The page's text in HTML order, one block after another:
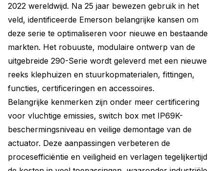
2022 wereldwijd. Na 25 jaar bewezen gebruik in het
veld, identificeerde Emerson belangrijke kansen om
deze serie te optimaliseren voor nieuwe en bestaande
markten. Het robuuste, modulaire ontwerp van de
uitgebreide 290-Serie wordt geleverd met een nieuwe
reeks klephuizen en stuurkopmaterialen, fittingen,
functies, certificeringen en accessoires.
Belangrijke kenmerken zijn onder meer certificering
voor vluchtige emissies, switch box met IP69K-
beschermingsniveau en veilige demontage van de
actuator. Deze aanpassingen verbeteren de
procesefficiëntie en veiligheid en verlagen tegelijkertijd